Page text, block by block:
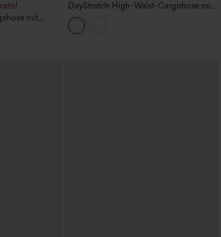
mit
weitem
DayStretch High-Waist-Cargohose mit
hoher Taille, formendem Push-up-Effekt
und Taschen